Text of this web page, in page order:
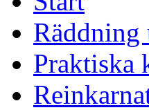
Räddning
Praktiska